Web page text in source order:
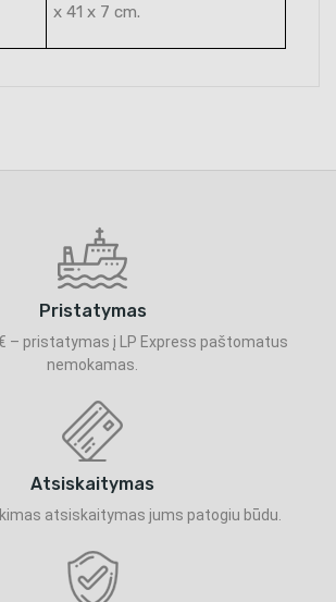
x 41 x 7 cm.
Pristatymas
– pristatymas į LP Express paštomatus
nemokamas.
Atsiskaitymas
atsiskaitymas jums patogiu būdu.